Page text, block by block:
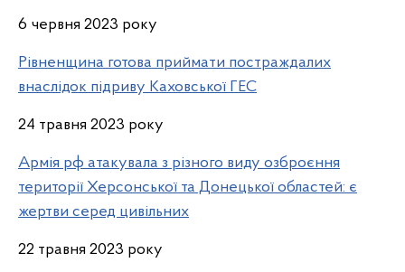
6 червня 2023 року
Рівненщина готова приймати постраждалих
внаслідок підриву Каховської ГЕС
24 травня 2023 року
Армія рф атакувала з різного виду озброєння
території Херсонської та Донецької областей: є
жертви серед цивільних
22 травня 2023 року